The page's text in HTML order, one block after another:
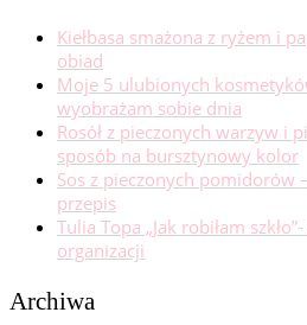
Kiełbasa smażona z ryżem i
obiad
Moje 5 ulubionych
wyobrażam sobie dnia
Rosół z pieczonych warzyw i
sposób na bursztynowy kolor
Sos z pieczonych pomidorów
przepis
Tulia Topa „Jak robiłam
organizacji
Archiwa